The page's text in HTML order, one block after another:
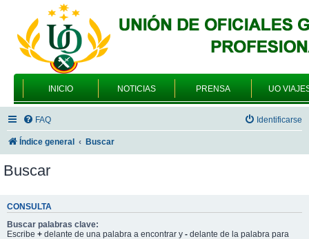
INICIO NOTICIAS PRENSA UO
FAQ Identificarse
Índice general Buscar
Buscar
CONSULTA
Buscar palabras clave:
Escribe + delante de una palabra a encontrar y - delante de la palabra para